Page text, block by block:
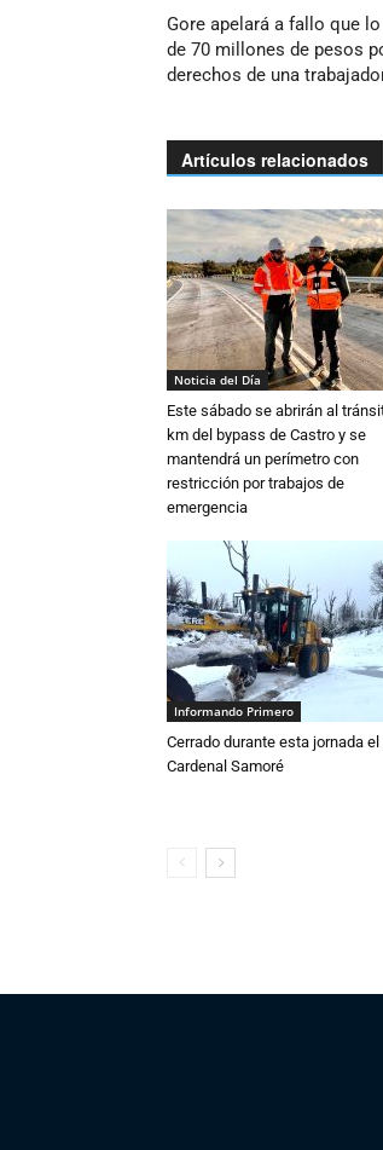
Gore apelará a fallo que
de 70 millones de pesos
derechos de una
Artículos relacionados
Noticia del Día
Este sábado se abrirán al
km del bypass de Castro y se
mantendrá un perímetro con
restricción por trabajos de
emergencia
Informando Primero
Cerrado durante esta jornada el
Cardenal Samoré